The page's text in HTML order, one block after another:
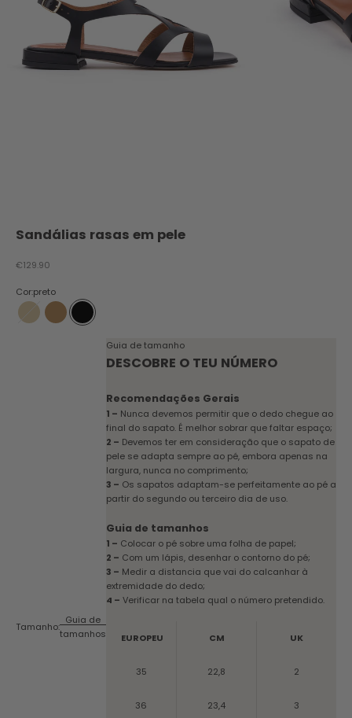
Sandálias rasas em pele
Preço promocional
€129.90
Cor:preto
champanhe
camel preto
Tamanho:
Guia de
tamanhos
Guia de tamanho
DESCOBRE O TEU NÚMERO
Recomendações Gerais
1 – Nunca devemos permitir que o dedo chegue ao
final do sapato. É melhor sobrar que faltar espaço;
2 – Devemos ter em consideração que o sapato de
pele se adapta sempre ao pé, embora apenas na
largura, nunca no comprimento;
3 – Os sapatos adaptam-se perfeitamente ao pé a
partir do segundo ou terceiro dia de uso.
Guia de tamanhos
1 – Colocar o pé sobre uma folha de papel;
2 – Com um lápis, desenhar o contorno do pé;
3 – Medir a distancia que vai do calcanhar à
extremidade do dedo;
4 – Verificar na tabela qual o número pretendido.
EUROPEU CM UK
35 22,8 2
36 23,4 3